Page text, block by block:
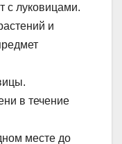
с луковицами.
и
в течение
месте до